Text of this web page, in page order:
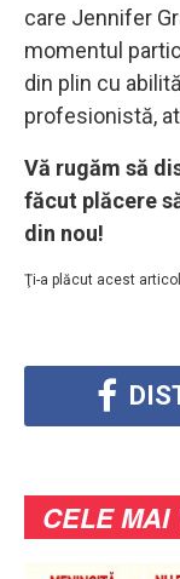
care Jennifer
momentul
din plin cu
profesionistă,
Vă rugăm să
făcut plăcere
din nou!
Ţi-a plăcut acest
CELE MAI